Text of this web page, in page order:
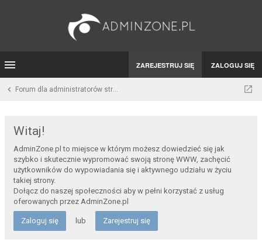
ZAREJESTRUJ SIĘ ZALOGUJ SIĘ
Forum dla administratorów stron WWW i developerów
Witaj!
AdminZone.pl to miejsce w którym możesz dowiedzieć się jak
szybko i skutecznie wypromować swoją stronę WWW, zachęcić
użytkowników do wypowiadania się i aktywnego udziału w życiu
takiej strony.
Dołącz do naszej społeczności aby w pełni korzystać z usług
oferowanych przez AdminZone.pl
Zaloguj się lub Zarejestruj się